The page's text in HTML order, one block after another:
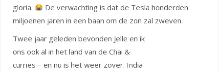
gloria.
De verwachting is dat de Tesla honderden
miljoenen jaren in een baan om de zon zal zweven.
Twee jaar geleden bevonden Jelle en ik
ons ook al in het land van de Chai &
curries – en nu is het weer zover. India